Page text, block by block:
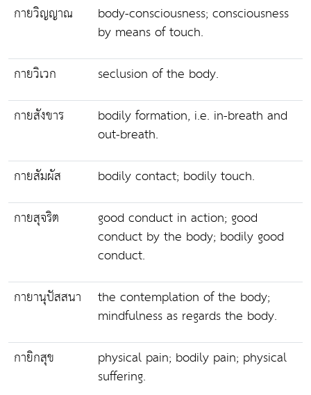
กายวิญญาณ
body-consciousness; consciousness
by means of touch.
กายวิเวก
seclusion of the body.
กายสังขาร
bodily formation, i.e. in-breath and
out-breath.
กายสัมผัส
bodily contact; bodily touch.
กายสุจริต
good conduct in action; good
conduct by the body; bodily good
conduct.
กายานุปัสสนา
the contemplation of the body;
mindfulness as regards the body.
กายิกสุข
physical pain; bodily pain; physical
suffering.